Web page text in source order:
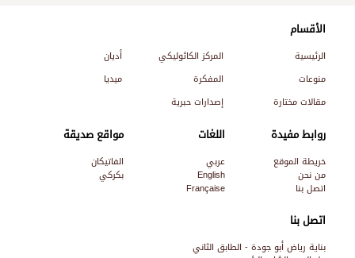
اتصل بنا
بناية رياض أبو جودة - الطابق الثاني
الأقسام
الرئيسية المركز الكاثوليكي
أديان
منوعات
المفكرة
ميديا
مقالات مختارة
إصدارات حبرية
روابط مفيدة
خريطة الموقع
من نحن
اتصل بنا
اللغات
عربي
English
Française
مواقع صديقة
الفاتيكان
بكركي